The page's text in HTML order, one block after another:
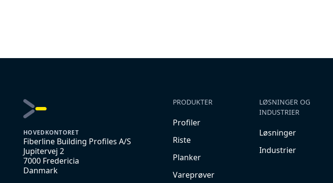
HOVEDKONTORET
Fiberline Building Profiles A/S
Jupitervej 2
7000 Fredericia
Danmark
PRODUKTER
Profiler
Riste
Planker
Vareprøver
LØSNINGER OG
INDUSTRIER
Løsninger
Industrier